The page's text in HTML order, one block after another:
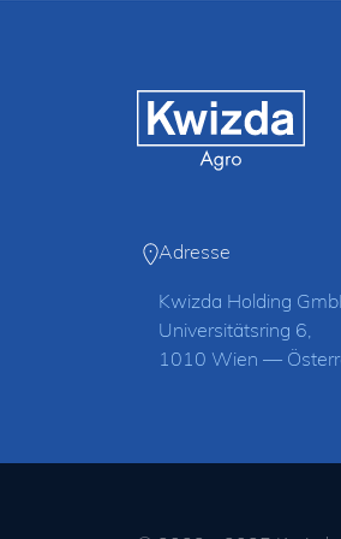
Adresse
Kwizda Holding
Universitätsring 6,
1010 Wien —